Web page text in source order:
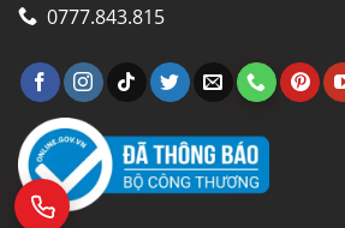
0777.843.815